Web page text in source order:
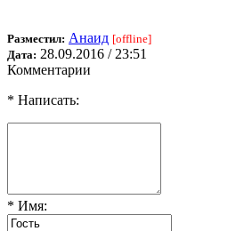
Разместил: Анаид [offline]
Дата: 28.09.2016 / 23:51
Комментарии
* Написать:
* Имя: